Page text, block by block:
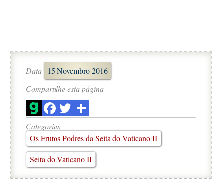
Data
15 Novembro 2016
Compartilhe esta página
Categorias
Os Frutos Podres da Seita do Vaticano II
Seita do Vaticano II